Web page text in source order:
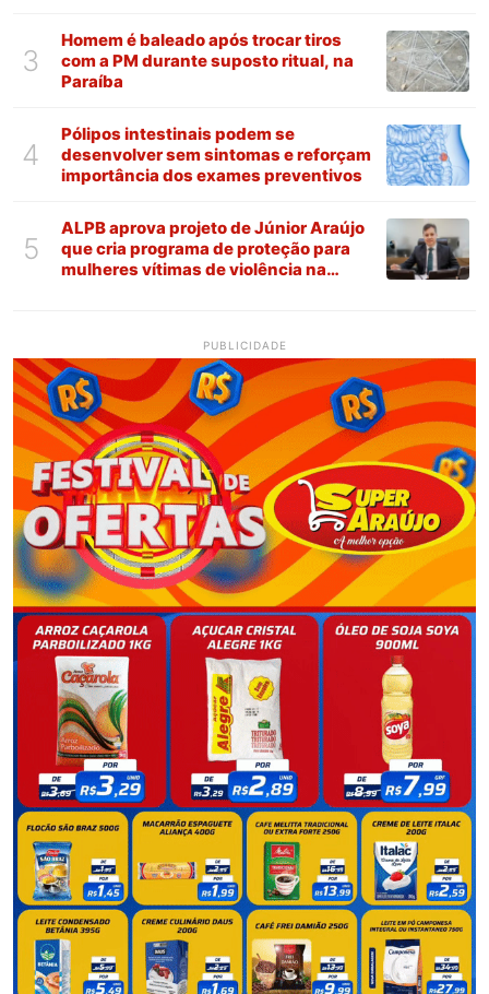
3
Homem é baleado após trocar tiros
com a PM durante suposto ritual, na
Paraíba
4
Pólipos intestinais podem se
desenvolver sem sintomas e reforçam
importância dos exames preventivos
5
ALPB aprova projeto de Júnior Araújo
que cria programa de proteção para
mulheres vítimas de violência na
PUBLICIDADE